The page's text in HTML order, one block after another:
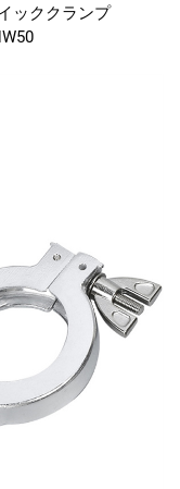
ッククランプ